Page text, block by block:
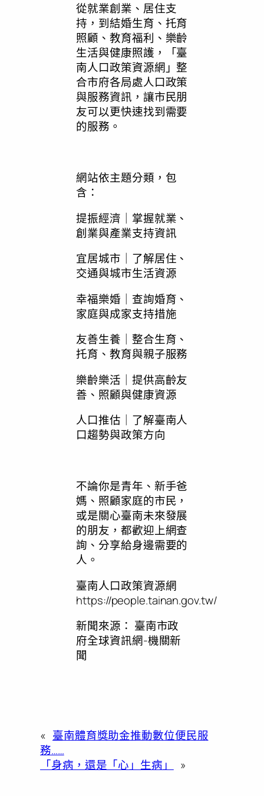
從就業創業、居住支
持，到結婚生育、托育
照顧、教育福利、樂齡
生活與健康照護，「臺
南人口政策資源網」整
合市府各局處人口政策
與服務資訊，讓市民朋
友可以更快速找到需要
的服務。
網站依主題分類，包
含：
提振經濟｜掌握就業、
創業與產業支持資訊
宜居城市｜了解居住、
交通與城市生活資源
幸福樂婚｜查詢婚育、
家庭與成家支持措施
友善生養｜整合生育、
托育、教育與親子服務
樂齡樂活｜提供高齡友
善、照顧與健康資源
人口推估｜了解臺南人
口趨勢與政策方向
不論你是青年、新手爸
媽、照顧家庭的市民，
或是關心臺南未來發展
的朋友，都歡迎上網查
詢、分享給身邊需要的
人。
臺南人口政策資源網
https://people.tainan.gov.tw/
新聞來源： 臺南市政
府全球資訊網-機關新
聞
« 臺南體育獎助金推動數位便民服
務……
「身病，還是「心」生病」
»